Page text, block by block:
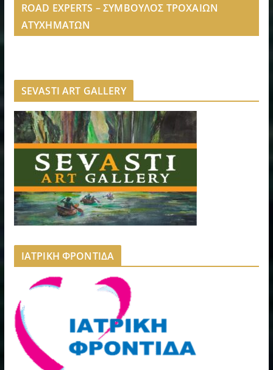
ROAD EXPERTS – ΣΥΜΒΟΥΛΟΣ ΤΡΟΧΑΙΩΝ
ΑΤΥΧΗΜΑΤΩΝ
SEVASTI ART GALLERY
ΙΑΤΡΙΚΗ ΦΡΟΝΤΙΔΑ